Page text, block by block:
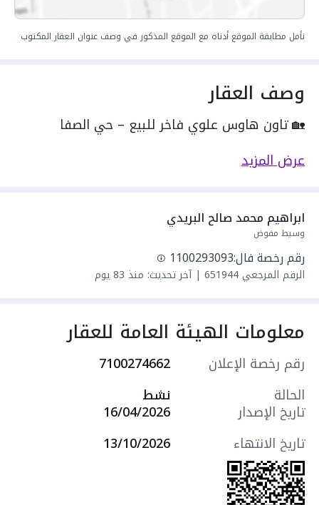
نأمل مطابقة الموقع أدناه مع الموقع المذكور في وصف عنوان العقار المكتوب
وصف العقار
🏡 تاون هاوس علوي فاخر للبيع – حي الصفا
🔹 تفاصيل الوحدة:
• مجلس واسع مع بلكونة
• دورة مياه
•
• مطبخ مغلق
• غرفة متعددة الاستخدام
الدور الثاني:
•
• صالة
•
إجمالي دورات المياه: 3
🔹 المميزات:
•
سنوات
عرض المزيد
ابراهيم محمد صالح البريدي
وسيط مفوض
رقم رخصة فال:1100293093
الرقم المرجعي651944
|آخر تحديث: منذ 83 يوم
معلومات الهيئة العامة للعقار
رقم رخصة الإعلان
7100274662
الحالة
نشط
تاريخ الإصدار
16/04/2026
تاريخ الانتهاء
13/10/2026